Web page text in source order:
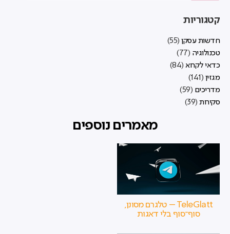
קטגוריות
חדשות עסקן (55)
טכנולוגיה (77)
כדאי לקרוא (84)
מגזין (141)
מדריכים (59)
סקירות (39)
מאמרים נוספים
TeleGlatt – טלגרם מסונן,
סוף־סוף בלי דאגות